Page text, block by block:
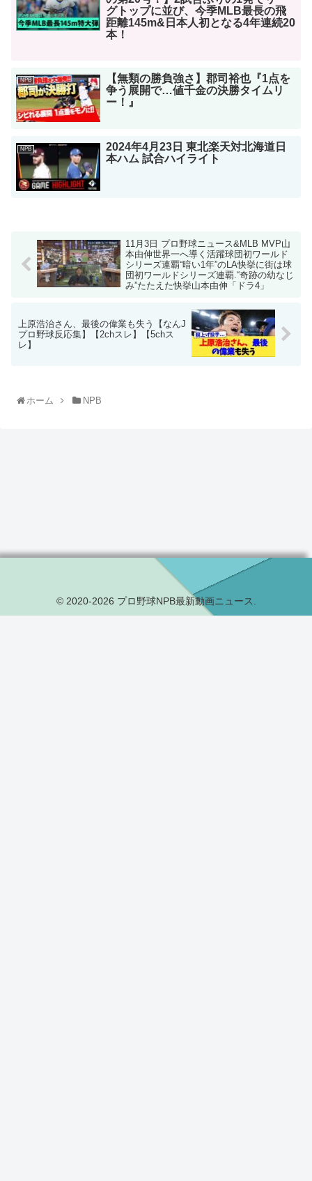
グトップに並び、今季MLB最長の飛
距離145m&日本人初となる4年連続20
本！
NPB
【無類の勝負強さ】郡司裕也『1点を
争う展開で…値千金の決勝タイムリ
ー！』
NPB
2024年4月23日 東北楽天対北海道日
本ハム 試合ハイライト
11月3日 プロ野球ニュース&MLB MVP山
本由伸世界一へ導く活躍球団初ワールド
シリーズ連覇“暗い1年”のLA快挙に街は球
団初ワールドシリーズ連覇.“奇跡の幼なじ
み”たたえた快挙山本由伸「ドラ4」
上原浩治さん、最後の偉業も失う【なんJ
プロ野球反応集】【2chスレ】【5chス
レ】
ホーム NPB
© 2020-2026 プロ野球NPB最新動画ニュース.